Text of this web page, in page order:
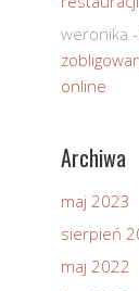
weronika -
online
Archiwa
maj 2023
sierpień
maj 2022